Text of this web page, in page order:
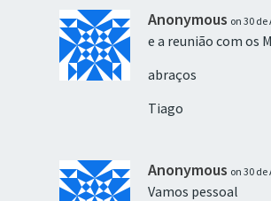
Anonymous on 30 de
e a reunião com os
abraços
Tiago
Anonymous on 30 de
Vamos pessoal